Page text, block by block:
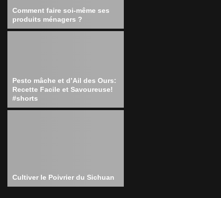
Comment faire soi-même ses
produits ménagers ?
Pesto mâche et d’Ail des Ours:
Recette Facile et Savoureuse!
#shorts
Cultiver le Poivrier du Sichuan